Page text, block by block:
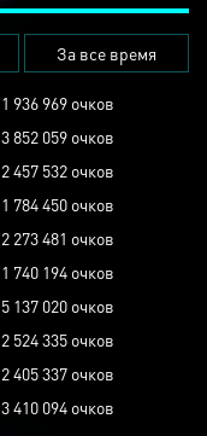
За все время
1 936 969 очков
3 852 059 очков
2 457 532 очков
1 784 450 очков
2 273 481 очков
1 740 194 очков
5 137 020 очков
2 524 335 очков
2 405 337 очков
3 410 094 очков